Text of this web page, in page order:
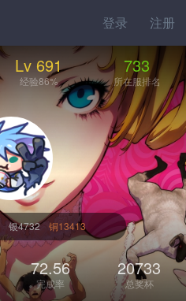
登录 注册
Lv 691
经验86%
733
所在服排名
银4732 铜13413
72.56
完成率
20733
总奖杯